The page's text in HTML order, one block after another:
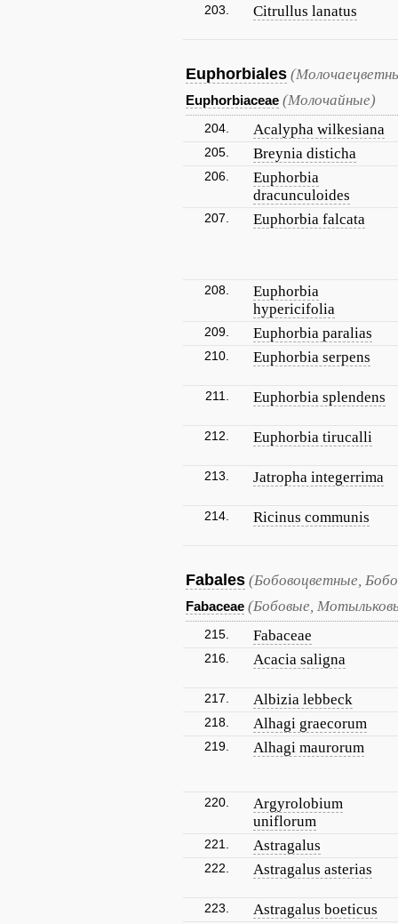
203. Citrullus lanatus
Euphorbiales
Euphorbiaceae (Молочайные)
204. Acalypha wilkesiana
205. Breynia disticha
206.
Euphorbia
dracunculoides
207. Euphorbia falcata
208.
Euphorbia
hypericifolia
209. Euphorbia paralias
210. Euphorbia serpens
211. Euphorbia splendens
212. Euphorbia tirucalli
213. Jatropha integerrima
214. Ricinus communis
Fabales (Бобовоцветные,
Fabaceae (Бобовые,
215. Fabaceae
216. Acacia saligna
217. Albizia lebbeck
218. Alhagi graecorum
219. Alhagi maurorum
220.
Argyrolobium
uniflorum
221. Astragalus
222. Astragalus asterias
223. Astragalus boeticus